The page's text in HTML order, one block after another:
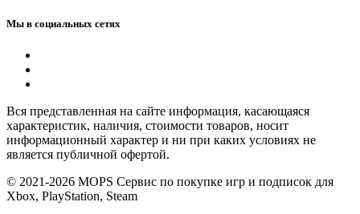
Мы в социальных сетях
Вся представленная на сайте информация, касающаяся
характеристик, наличия, стоимости товаров, носит
информационный характер и ни при каких условиях не
является публичной офертой.
© 2021-2026 MOPS Сервис по покупке игр и подписок для
Xbox, PlayStation, Steam